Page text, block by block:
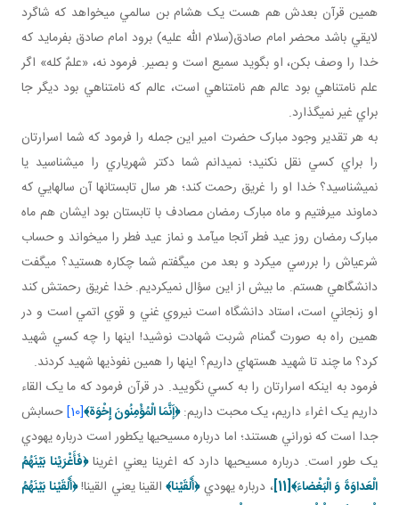
همين قرآن بعدش هم هست يک هشام بن سالمي مي خواهد که شاگرد
لايقي باشد محضر امام صادق(سلام الله عليه) برود امام صادق بفرمايد که
خدا را وصف بکن، او بگويد سميع است و بصير. فرمود نه، «علمٌ کله» اگر
علم نامتناهي بود عالم هم نامتناهي است، عالم که نامتناهي بود ديگر جا
براي غير نمي گذارد.
به هر تقدير وجود مبارک حضرت امير اين جمله را فرمود که شما اسرارتان
را براي کسي نقل نکنيد؛ نمي دانم شما دکتر شهرياري را مي شناسيد يا
نمي شناسيد؟ خدا او را غريق رحمت کند؛ هر سال تابستان ها آن سال­هايي که
دماوند مي رفتيم و ماه مبارک رمضان مصادف با تابستان بود ايشان هم ماه
مبارک رمضان روز عيد فطر آنجا مي آمد و نماز عيد فطر را مي خواند و حساب
شرعي اش را بررسي مي کرد و بعد من مي گفتم شما چکاره هستيد؟ مي گفت
دانشگاهي هستم. ما بيش از اين سؤال نمي کرديم. خدا غريق رحمتش کند
او زنجاني است، استاد دانشگاه است نيروي غني و قوي اتمي است و در
همين راه به صورت گمنام شربت شهادت نوشيد! اينها را چه کسي شهيد
کرد؟ ما چند تا شهيد هسته اي داريم؟ اينها را همين نفوذي ها شهيد کردند.
فرمود به اينکه اسرارتان را به کسي نگوييد. در قرآن فرمود که ما يک القاء
داريم يک اغراء داريم، يک محبت داريم:﴿إَنَّمَا الْمُؤْمِنُونَ إِخْوَة﴾[10]
حسابش
جدا است که نوراني هستند؛ اما درباره مسيحي ها يک طور است درباره يهودي
يک طور است. درباره مسيحي ها دارد که اغرينا يعني اغرينا﴿فَأَغْرَيْنا بَيْنَهُمُ
الْعَداوَةَ وَ الْبَغْضاءَ﴾[11] ، درباره يهودي﴿أَلْقَيْنا﴾ القينا يعني القينا!﴿أَلْقَيْنا بَيْنَهُمُ